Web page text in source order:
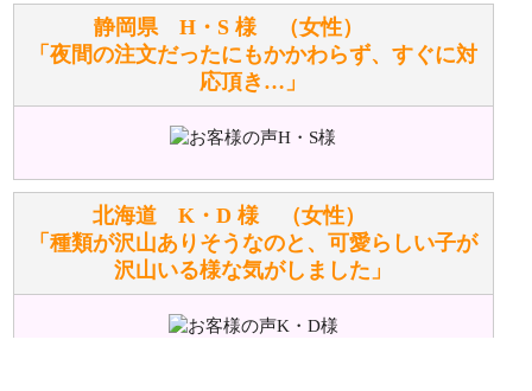
お任せください！それは当店が謡っています「おも
てなしの心」で対応させていただきます。
シュタイフのぬいぐるみは洗濯できますか？ ぬいぐ
るみのお手入れ方法を教えてください。
詳しくはこちら をご覧ください。
ぬいぐるみの耳に付いているボタンやタグに、何か意
味などがありますか？
静岡県 H・S 様 （女性）
「夜間の注文だったにもかかわらず、すぐに対
応頂き…」
北海道 K・D 様 （女性）
「種類が沢山ありそうなのと、可愛らしい子が
沢山いる様な気がしました」